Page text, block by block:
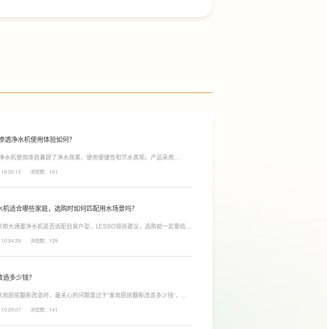
透净水机使用体验如何？
水机使用体验兼顾了净水效果、使用便捷性和节水表现。产品采用
景用水需求，还有助于延长滤芯使用寿命。
16:20:13 浏览数：101
机适合哪些家庭，选购时如何匹配用水场景吗？
用大通量净水机是否适配自家户型，LESSO领尚建议，选购前一定要结合
、冲奶、清洗果蔬，需要持续大量净水的用户。小户型、单人居住、日
10:54:29 浏览数：129
多少钱？
厨房翻新改造时，最关心的问题莫过于“家用厨房翻新改造多少钱”，接
质、功能配置以及是否更换橱柜、电器、水电等因素影响。
10:29:07 浏览数：141